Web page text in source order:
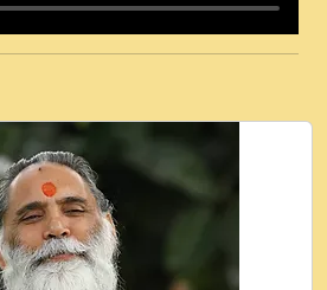
हथ र मह वदवन पहच दय! मह जन
- New Bhajan 2020
पाया मैं बड़ी मस्ती में हूँ । 2018 -
Ji Rasik.mp3
सनव मड उतत सर रख क, नल रव त